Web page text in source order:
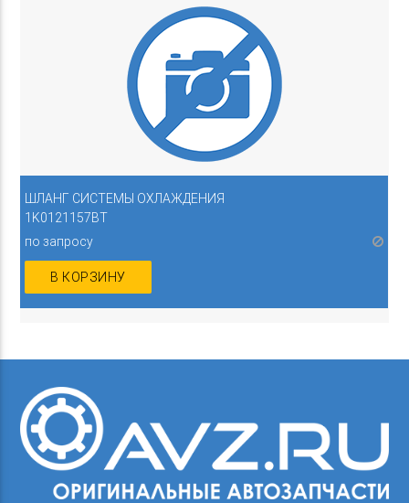
ШЛАНГ СИСТЕМЫ ОХЛАЖДЕНИЯ
1K0121157BT
по запросу
В КОРЗИНУ